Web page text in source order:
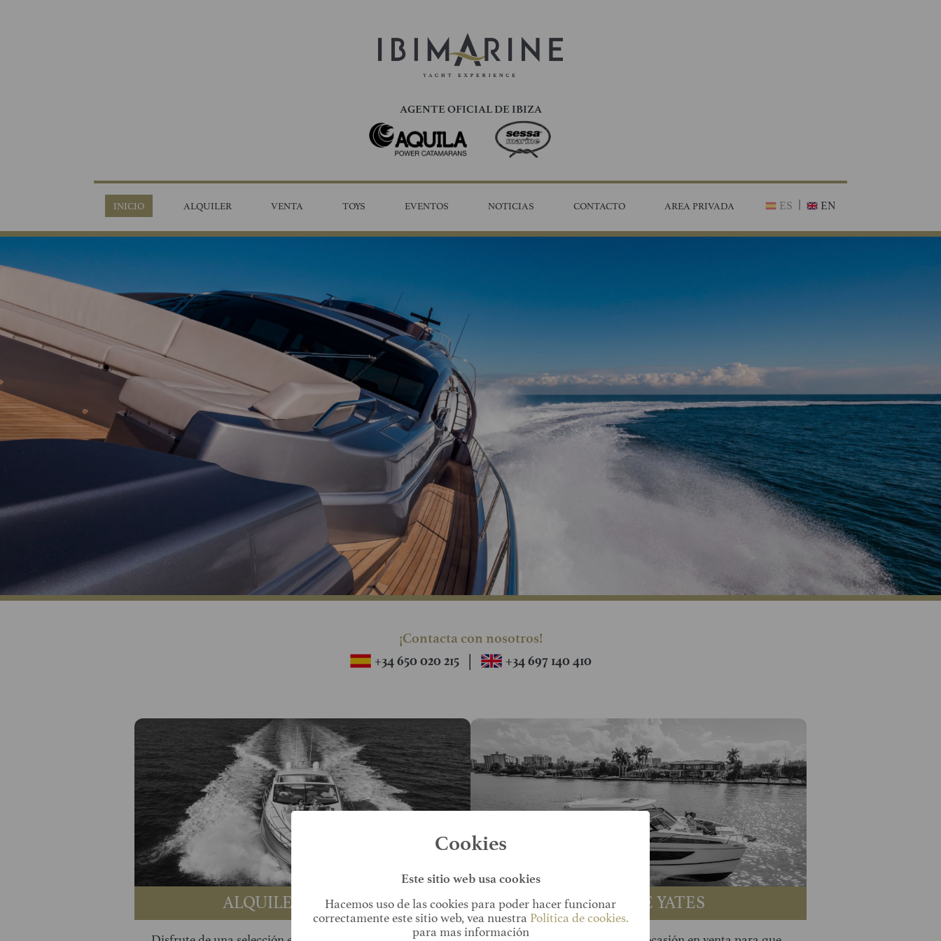
AGENTE OFICIAL DE IBIZA
INICIO ALQUILER VENTA TOYS EVENTOS NOTICIAS CONTACTO AREA PRIVADA ES | EN
¡Contacta con nosotros!
+34 650 020 215
| +34 697 140 410
ALQUILER DE YATES VENTA DE YATES
Cookies
Este sitio web usa cookies
Hacemos uso de las cookies para poder hacer funcionar
correctamente este sitio web, vea nuestra Politica de cookies.
para mas información